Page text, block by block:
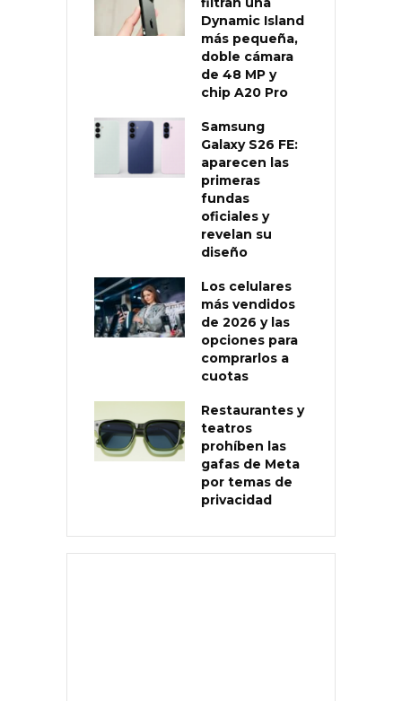
Dynamic Island
más pequeña,
doble cámara
de 48 MP y
chip A20 Pro
Samsung
Galaxy S26 FE:
aparecen las
primeras
fundas
oficiales y
revelan su
diseño
Los celulares
más vendidos
de 2026 y las
opciones para
comprarlos a
cuotas
Restaurantes y
teatros
prohíben las
gafas de Meta
por temas de
privacidad